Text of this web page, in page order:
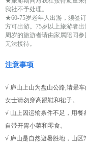
我社不予处理。
★60-75岁老年人出游，须签
方可出游。75岁以上旅游者
周岁的旅游者请由家属陪同
无法接待。
注意事项
√ 庐山上山为盘山公路,请晕
女士请勿穿高跟鞋和裙子。
√ 山上因运输条件不足，用
自带开胃小菜和零食。
√ 庐山是自然避暑胜地，山